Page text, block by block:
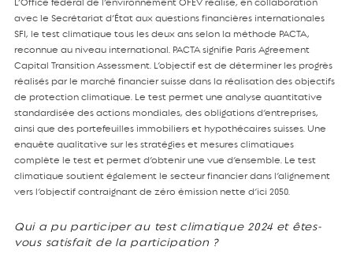
L’Office fédéral de l’environnement OFEV réalise, en collaboration
avec le Secrétariat d’État aux questions financières internationales
SFI, le test climatique tous les deux ans selon la méthode PACTA,
reconnue au niveau international. PACTA signifie Paris Agreement
Capital Transition Assessment. L’objectif est de déterminer les progrès
réalisés par le marché financier suisse dans la réalisation des objectifs
de protection climatique. Le test permet une analyse quantitative
standardisée des actions mondiales, des obligations d’entreprises,
ainsi que des portefeuilles immobiliers et hypothécaires suisses. Une
enquête qualitative sur les stratégies et mesures climatiques
complète le test et permet d’obtenir une vue d’ensemble. Le test
climatique soutient également le secteur financier dans l’alignement
vers l’objectif contraignant de zéro émission nette d’ici 2050.
Qui a pu participer au test climatique 2024 et êtes-
vous satisfait de la participation ?